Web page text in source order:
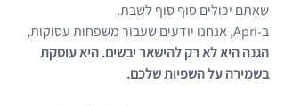
שאתם יכולים סוף סוף לשבת.
ב-Apri, אנחנו יודעים שעבור משפחות עסוקות,
הגנה היא לא רק להישאר יבשים. היא עוסקת
בשמירה על השפיות שלכם.